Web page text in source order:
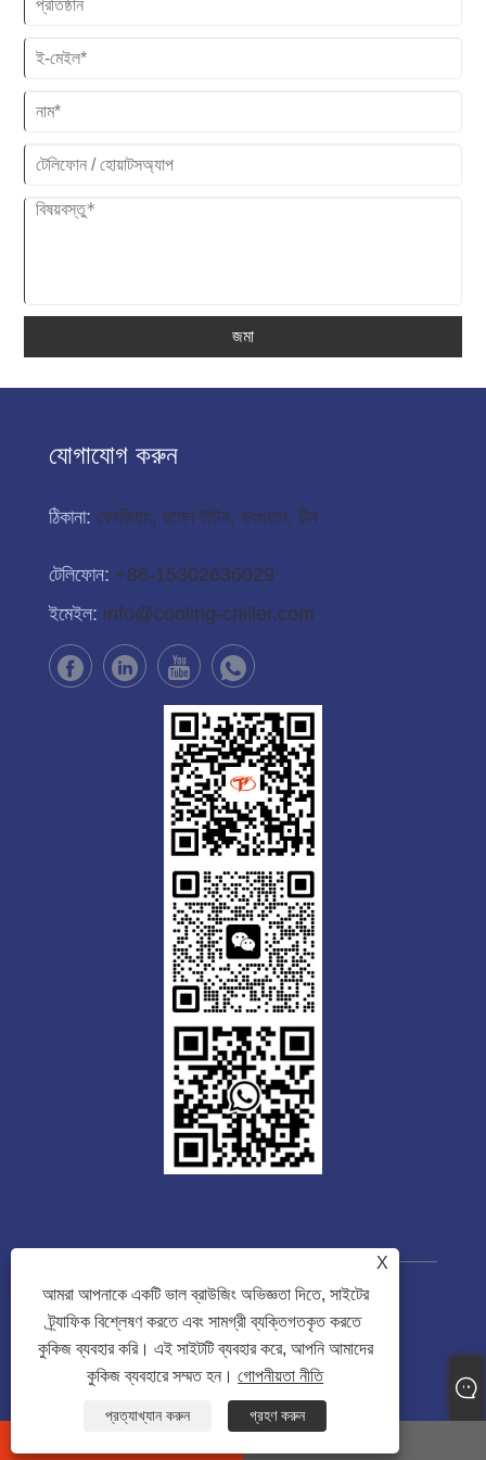
জমা
যোগাযোগ করুন
ঠিকানা: ফেংজিয়াং, হুমেন টাউন, ডংগুয়ান, চীন
টেলিফোন: +86-15302636029
ইমেইল: info@cooling-chiller.com
কপিরাইট © 2023 Guangdong Tongwei
Machinery Co., Ltd. সর্বস্বত্ব সংরক্ষিত৷
Links
Sitemap RSS
গোপনীয়তা নীতি
X
আমরা আপনাকে একটি ভাল ব্রাউজিং অভিজ্ঞতা দিতে, সাইটের
ট্র্যাফিক বিশ্লেষণ করতে এবং সামগ্রী ব্যক্তিগতকৃত করতে
কুকিজ ব্যবহার করি। এই সাইটটি ব্যবহার করে, আপনি আমাদের
কুকিজ ব্যবহারে সম্মত হন।গোপনীয়তা নীতি
প্রত্যাখ্যান করুন গ্রহণ করুন